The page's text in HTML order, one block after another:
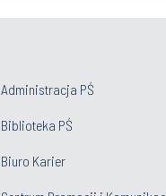
Administracja PŚ
Biblioteka PŚ
Biuro Karier